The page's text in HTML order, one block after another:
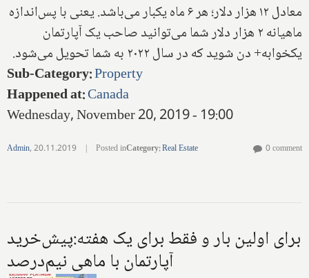
معادل ۱۲ هزار دلار؛ هر ۶ ماه یکبار می‌باشد. یعنی با پس‌اندازه
ماهیانه ۲ هزار دلار شما می‌توانید صاحب یک آپارتمان
یکخوابه+ دن شوید که در سال ۲۰۲۲ به شما تحویل می‌شود.
Sub-Category:Property
Happened at:Canada
Wednesday, November 20, 2019 - 19:00
Admin,20.11.2019 | Posted inCategory:Real Estate 0 comment
برای اولین بار و فقط برای یک هفته:‌پیش‌خرید
آپارتمان با ماهی نیم‌درصد